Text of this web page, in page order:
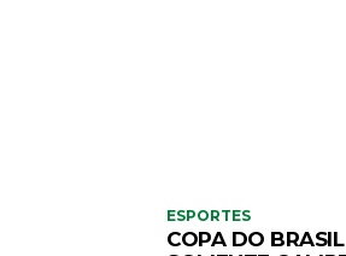
ESPORTES
COPA DO